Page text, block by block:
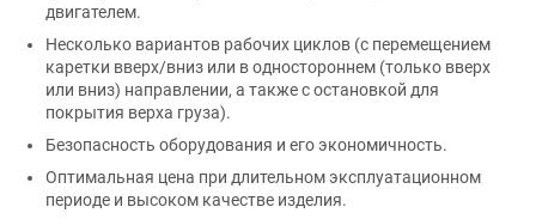
двигателем.
Несколько вариантов рабочих циклов (с перемещением
каретки вверх/вниз или в одностороннем (только вверх
или вниз) направлении, а также с остановкой для
покрытия верха груза).
Безопасность оборудования и его экономичность.
Оптимальная цена при длительном эксплуатационном
периоде и высоком качестве изделия.